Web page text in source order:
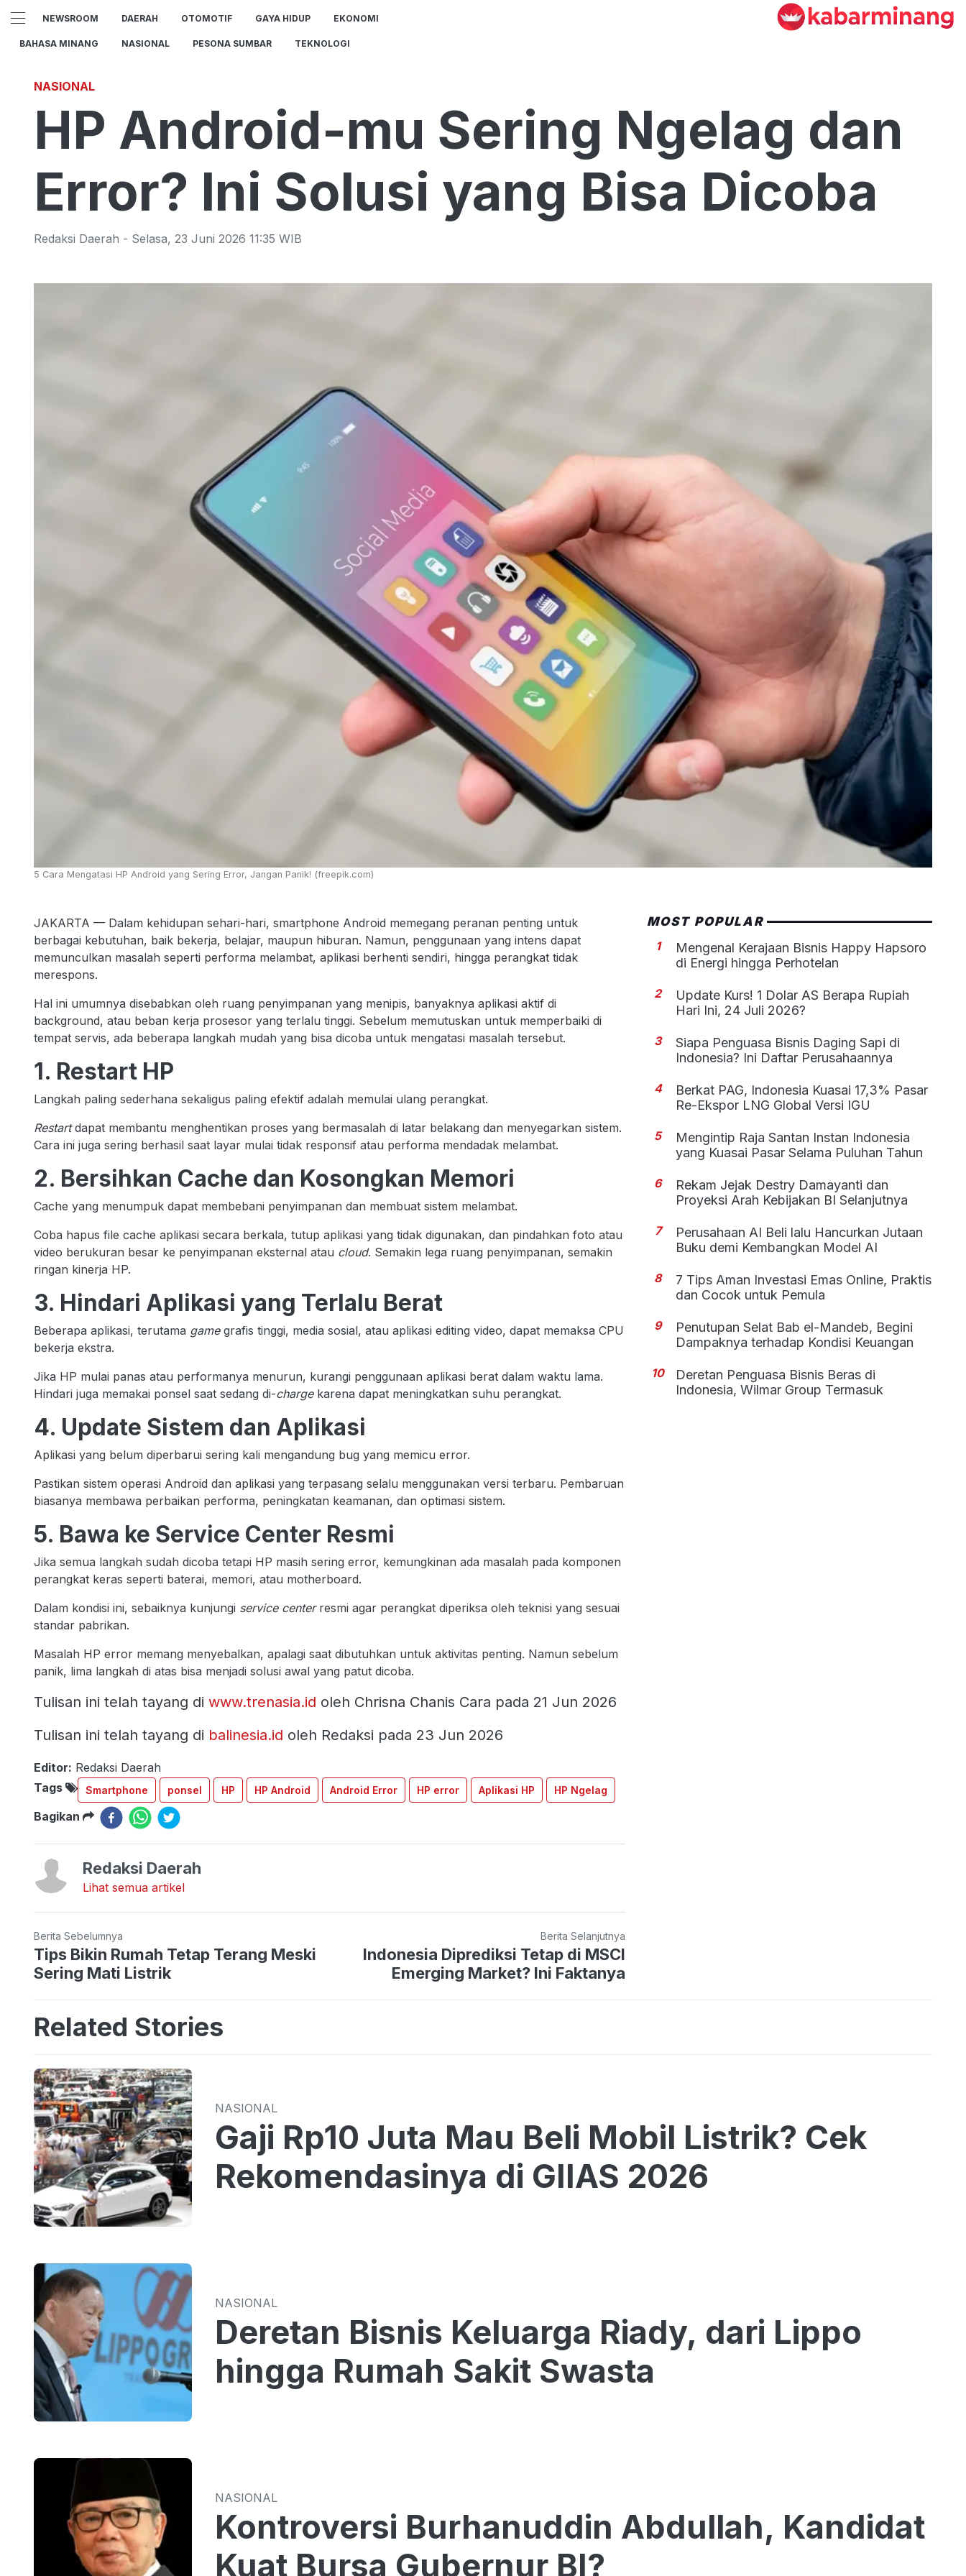
NEWSROOM DAERAH OTOMOTIF GAYA HIDUP EKONOMI
BAHASA MINANG NASIONAL PESONA SUMBAR TEKNOLOGI
NASIONAL
HP Android-mu Sering Ngelag dan
Error? Ini Solusi yang Bisa Dicoba
Redaksi Daerah - Selasa, 23 Juni 2026 11:35 WIB
5 Cara Mengatasi HP Android yang Sering Error, Jangan Panik! (freepik.com)
JAKARTA — Dalam kehidupan sehari-hari, smartphone Android memegang peranan penting untuk
berbagai kebutuhan, baik bekerja, belajar, maupun hiburan. Namun, penggunaan yang intens dapat
memunculkan masalah seperti performa melambat, aplikasi berhenti sendiri, hingga perangkat tidak
merespons.
Hal ini umumnya disebabkan oleh ruang penyimpanan yang menipis, banyaknya aplikasi aktif di
background, atau beban kerja prosesor yang terlalu tinggi. Sebelum memutuskan untuk memperbaiki di
tempat servis, ada beberapa langkah mudah yang bisa dicoba untuk mengatasi masalah tersebut.
1. Restart HP
Langkah paling sederhana sekaligus paling efektif adalah memulai ulang perangkat.
Restartdapat membantu menghentikan proses yang bermasalah di latar belakang dan menyegarkan sistem.
Cara ini juga sering berhasil saat layar mulai tidak responsif atau performa mendadak melambat.
2. Bersihkan Cache dan Kosongkan Memori
Cache yang menumpuk dapat membebani penyimpanan dan membuat sistem melambat.
Coba hapus file cache aplikasi secara berkala, tutup aplikasi yang tidak digunakan, dan pindahkan foto atau
video berukuran besar ke penyimpanan eksternal atau cloud. Semakin lega ruang penyimpanan, semakin
ringan kinerja HP.
3. Hindari Aplikasi yang Terlalu Berat
Beberapa aplikasi, terutama gamegrafis tinggi, media sosial, atau aplikasi editing video, dapat memaksa CPU
bekerja ekstra.
Jika HP mulai panas atau performanya menurun, kurangi penggunaan aplikasi berat dalam waktu lama.
Hindari juga memakai ponsel saat sedang di-chargekarena dapat meningkatkan suhu perangkat.
4. Update Sistem dan Aplikasi
Aplikasi yang belum diperbarui sering kali mengandung bug yang memicu error.
Pastikan sistem operasi Android dan aplikasi yang terpasang selalu menggunakan versi terbaru. Pembaruan
biasanya membawa perbaikan performa, peningkatan keamanan, dan optimasi sistem.
5. Bawa ke Service Center Resmi
Jika semua langkah sudah dicoba tetapi HP masih sering error, kemungkinan ada masalah pada komponen
perangkat keras seperti baterai, memori, atau motherboard.
Dalam kondisi ini, sebaiknya kunjungi service centerresmi agar perangkat diperiksa oleh teknisi yang sesuai
standar pabrikan.
Masalah HP error memang menyebalkan, apalagi saat dibutuhkan untuk aktivitas penting. Namun sebelum
panik, lima langkah di atas bisa menjadi solusi awal yang patut dicoba.
Tulisan ini telah tayang di www.trenasia.id oleh Chrisna Chanis Cara pada 21 Jun 2026
Tulisan ini telah tayang di balinesia.id oleh Redaksi pada 23 Jun 2026
Editor: Redaksi Daerah
Tags
Smartphone ponsel HP HP Android Android Error HP error Aplikasi HP HP Ngelag
Bagikan
Redaksi Daerah
Lihat semua artikel
Berita Sebelumnya
Tips Bikin Rumah Tetap Terang Meski
Sering Mati Listrik
Berita Selanjutnya
Indonesia Diprediksi Tetap di MSCI
Emerging Market? Ini Faktanya
MOST POPULAR
1
Mengenal Kerajaan Bisnis Happy Hapsoro
di Energi hingga Perhotelan
2
Update Kurs! 1 Dolar AS Berapa Rupiah
Hari Ini, 24 Juli 2026?
3
Siapa Penguasa Bisnis Daging Sapi di
Indonesia? Ini Daftar Perusahaannya
4
Berkat PAG, Indonesia Kuasai 17,3% Pasar
Re-Ekspor LNG Global Versi IGU
5
Mengintip Raja Santan Instan Indonesia
yang Kuasai Pasar Selama Puluhan Tahun
6
Rekam Jejak Destry Damayanti dan
Proyeksi Arah Kebijakan BI Selanjutnya
7
Perusahaan AI Beli lalu Hancurkan Jutaan
Buku demi Kembangkan Model AI
8
7 Tips Aman Investasi Emas Online, Praktis
dan Cocok untuk Pemula
9
Penutupan Selat Bab el-Mandeb, Begini
Dampaknya terhadap Kondisi Keuangan
10
Deretan Penguasa Bisnis Beras di
Indonesia, Wilmar Group Termasuk
Related Stories
NASIONAL
Gaji Rp10 Juta Mau Beli Mobil Listrik? Cek
Rekomendasinya di GIIAS 2026
NASIONAL
Deretan Bisnis Keluarga Riady, dari Lippo
hingga Rumah Sakit Swasta
NASIONAL
Kontroversi Burhanuddin Abdullah, Kandidat
Kuat Bursa Gubernur BI?